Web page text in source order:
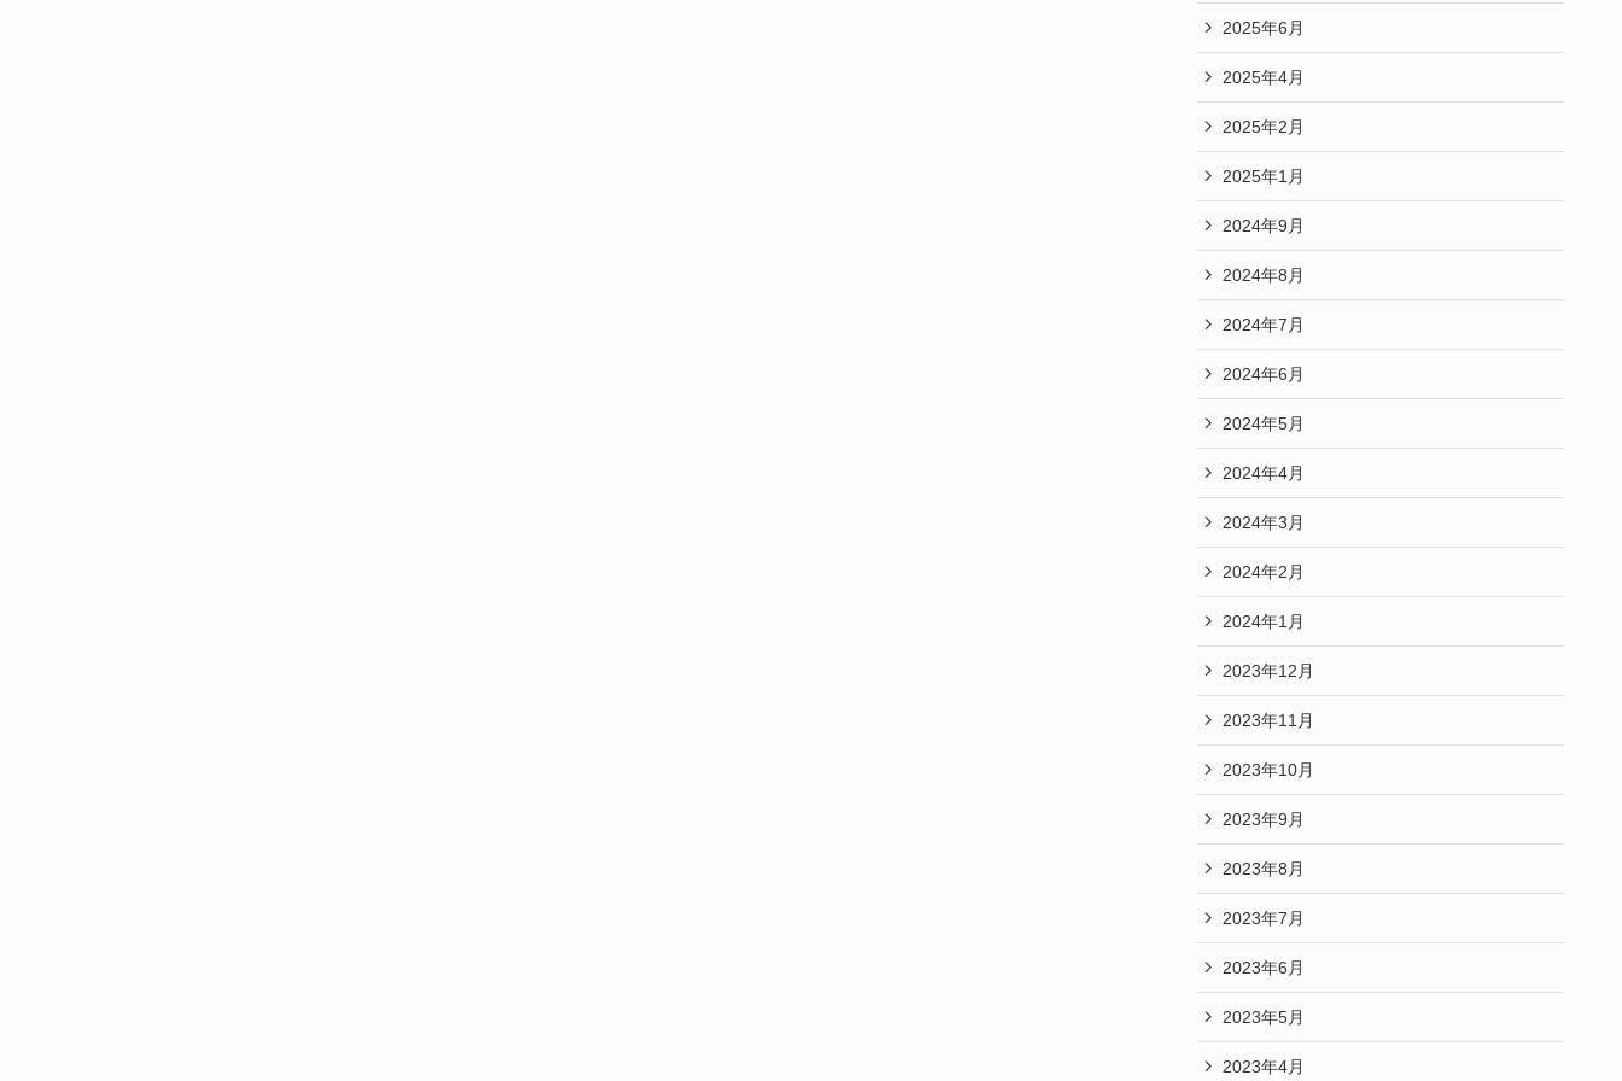
2025年6月
2025年4月
2025年2月
2025年1月
2024年9月
2024年8月
2024年7月
2024年6月
2024年5月
2024年4月
2024年3月
2024年2月
2024年1月
2023年12月
2023年11月
2023年10月
2023年9月
2023年8月
2023年7月
2023年6月
2023年5月
2023年4月